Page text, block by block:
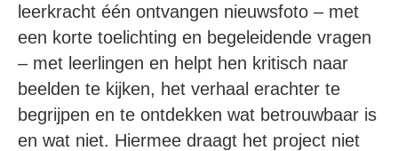
leerkracht één ontvangen nieuwsfoto – met
een korte toelichting en begeleidende vragen
– met leerlingen en helpt hen kritisch naar
beelden te kijken, het verhaal erachter te
begrijpen en te ontdekken wat betrouwbaar is
en wat niet. Hiermee draagt het project niet